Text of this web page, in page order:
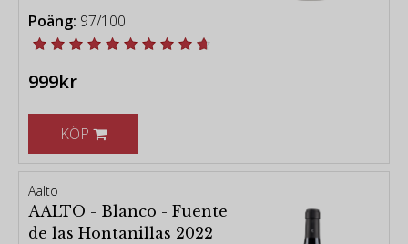
Poäng: 97/100
999kr
KÖP
Aalto
AALTO - Blanco - Fuente
de las Hontanillas 2022